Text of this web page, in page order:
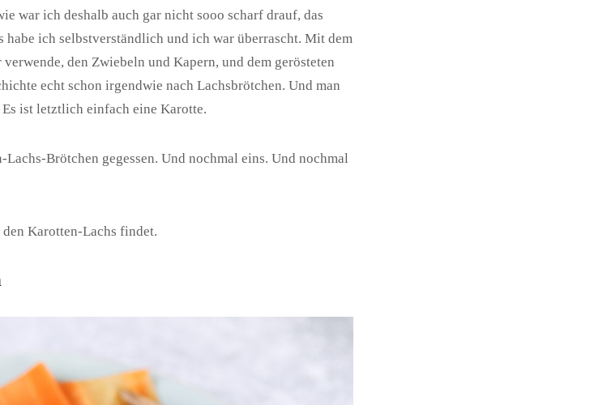
war ich deshalb auch gar nicht sooo scharf drauf, das
habe ich selbstverständlich und ich war überrascht. Mit dem
den Zwiebeln und Kapern, und dem gerösteten
echt schon irgendwie nach Lachsbrötchen. Und man
ist letztlich einfach eine Karotte.
Brötchen gegessen. Und nochmal eins. Und nochmal
Karotten-Lachs findet.